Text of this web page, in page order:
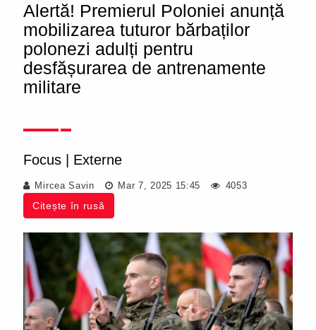
Alertă! Premierul Poloniei anunță
mobilizarea tuturor bărbaților
polonezi adulți pentru
desfășurarea de antrenamente
militare
Focus Externe
Mircea Savin Mar 7, 2025 15:45 4053
Citește în rusă